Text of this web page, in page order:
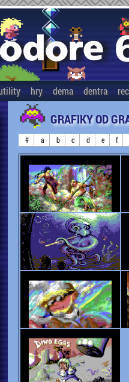
hry dema dentra
GRAFIKY OD
# a b c d e f